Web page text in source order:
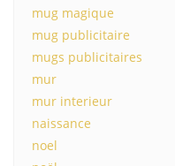
mug magique
mug publicitaire
mugs publicitaires
mur
mur interieur
naissance
noel